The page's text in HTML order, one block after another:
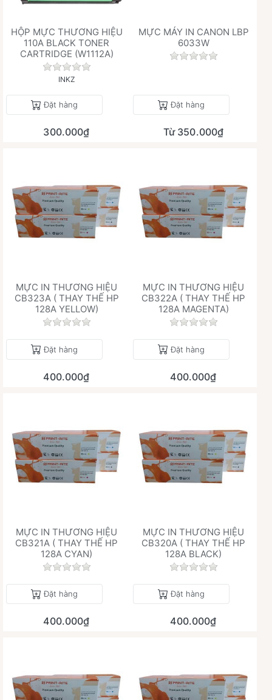
HỘP MỰC THƯƠNG HIỆU
110A BLACK TONER
CARTRIDGE (W1112A)
Chưa có đánh giá nào cho sản phẩm này.
INKZ
Đặt hàng
300.000₫
MỰC MÁY IN CANON LBP
6033W
Chưa có đánh giá
Đặt hàng
Từ 350.000₫
MỰC IN THƯƠNG HIỆU
CB323A ( THAY THẾ HP
128A YELLOW)
Chưa có đánh giá nào cho sản phẩm này.
Đặt hàng
400.000₫
MỰC IN THƯƠNG HIỆU
CB322A ( THAY THẾ HP
128A MAGENTA)
Chưa có đánh giá
Đặt hàng
400.000₫
MỰC IN THƯƠNG HIỆU
CB321A ( THAY THẾ HP
128A CYAN)
Chưa có đánh giá nào cho sản phẩm này.
Đặt hàng
400.000₫
MỰC IN THƯƠNG HIỆU
CB320A ( THAY THẾ HP
128A BLACK)
Chưa có đánh giá
Đặt hàng
400.000₫